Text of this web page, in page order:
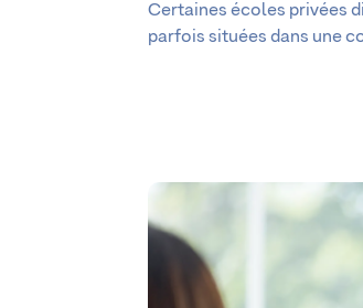
Certaines écoles privées
parfois situées dans une